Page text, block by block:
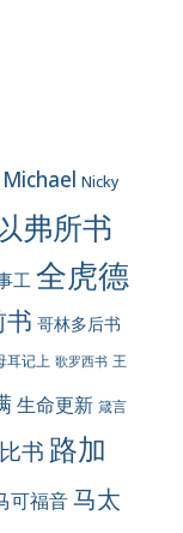
Michael Nicky
弗所书
工 全虎德
书 哥林多后书
耳记上 歌罗西书 王
生命更新 箴言
书 路加
可福音马太